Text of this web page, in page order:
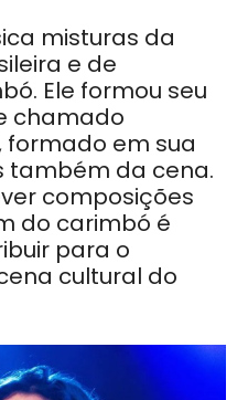
misturas da
e de
Ele formou seu
chamado
formado em sua
também da cena.
composições
do carimbó é
para o
cultural do